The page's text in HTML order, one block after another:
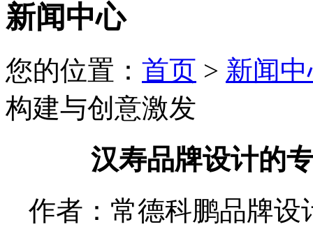
新闻中心
您的位置： 首页 > 新闻
构建与创意激发
汉寿品牌设计的
作者：常德科鹏品牌设